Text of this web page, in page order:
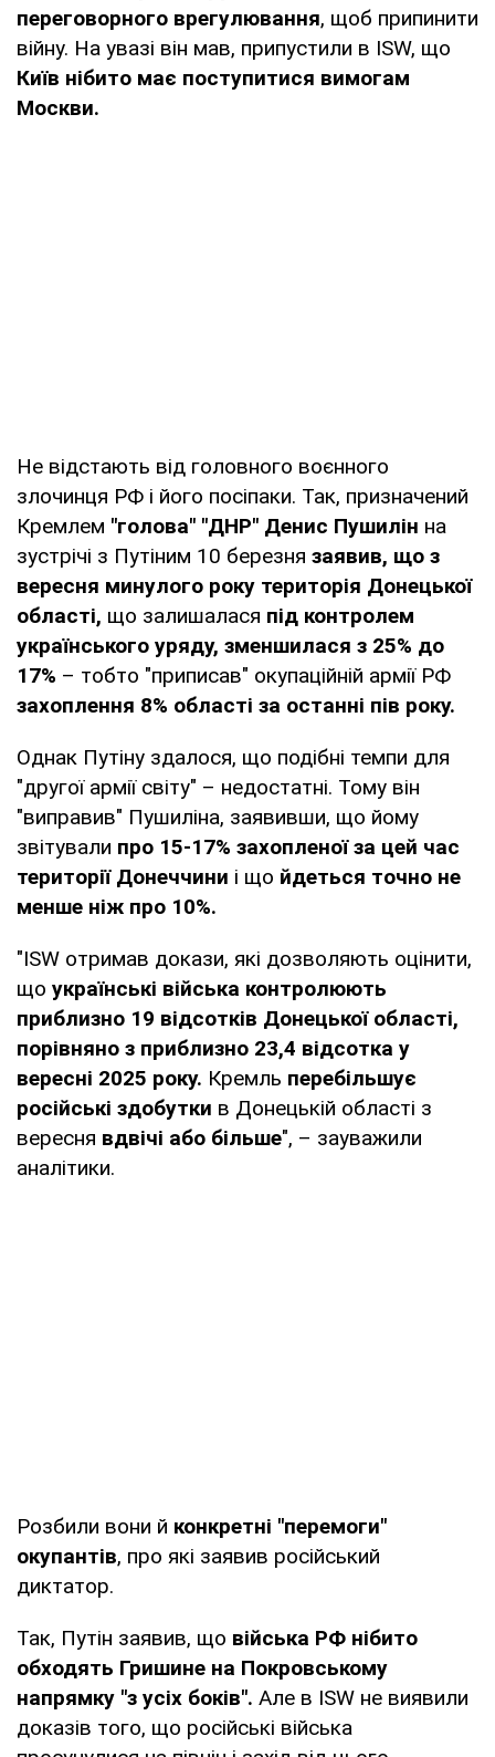
переговорного врегулювання, щоб припинити
війну. На увазі він мав, припустили в ISW, що
Київ нібито має поступитися вимогам
Москви.
Не відстають від головного воєнного
злочинця РФ і його посіпаки. Так, призначений
Кремлем "голова" "ДНР" Денис Пушилін на
зустрічі з Путіним 10 березня заявив, що з
вересня минулого року територія Донецької
області, що залишалася під контролем
українського уряду, зменшилася з 25% до
17% – тобто "приписав" окупаційній армії РФ
захоплення 8% області за останні пів року.
Однак Путіну здалося, що подібні темпи для
"другої армії світу" – недостатні. Тому він
"виправив" Пушиліна, заявивши, що йому
звітували про 15-17% захопленої за цей час
території Донеччини і що йдеться точно не
менше ніж про 10%.
"ISW отримав докази, які дозволяють оцінити,
що українські війська контролюють
приблизно 19 відсотків Донецької області,
порівняно з приблизно 23,4 відсотка у
вересні 2025 року. Кремль перебільшує
російські здобутки в Донецькій області з
вересня вдвічі або більше", – зауважили
аналітики.
Розбили вони й конкретні "перемоги"
окупантів, про які заявив російський
диктатор.
Так, Путін заявив, що війська РФ нібито
обходять Гришине на Покровському
напрямку "з усіх боків". Але в ISW не виявили
доказів того, що російські війська